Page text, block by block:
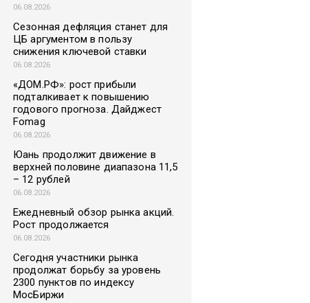
06.08.2026
Сезонная дефляция станет для
ЦБ аргументом в пользу
снижения ключевой ставки
06.08.2026
«ДОМ.РФ»: рост прибыли
подталкивает к повышению
годового прогноза. Дайджест
Fomag
06.08.2026
Юань продолжит движение в
верхней половине диапазона 11,5
– 12 рублей
06.08.2026
Ежедневный обзор рынка акций.
Рост продолжается
06.08.2026
Сегодня участники рынка
продолжат борьбу за уровень
2300 пунктов по индексу
МосБиржи